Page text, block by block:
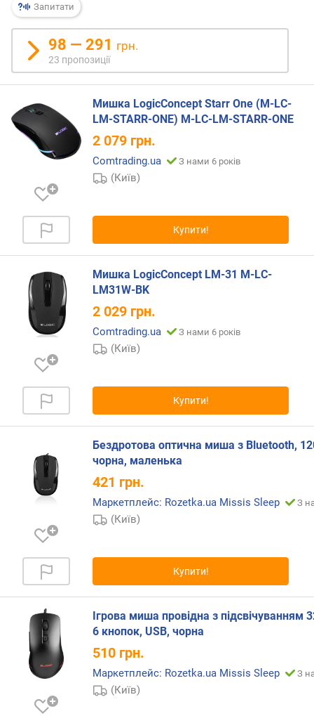
з
а
а
д
д
а
н
н
з
а
к
і
ь
і
т
п
о
з
і
в
е
р
і
я
l
Запитати
98 — 291 грн.
23 пропозиції
Мишка LogicConcept Starr One (M-LC-
LM-STARR-ONE) M-LC-LM-STARR-ONE
2 079 грн.
Comtrading.ua З нами 6 років
(Київ)
Купити!
Мишка LogicConcept LM-31 M-LC-
LM31W-BK
2 029 грн.
Comtrading.ua З нами 6 років
(Київ)
Купити!
Бездротова оптична миша з Bluetooth,
чорна, маленька
421 грн.
Маркетплейс: Rozetka.ua Missis Sleep З
(Київ)
Купити!
Ігрова миша провідна з підсвічуванням
6 кнопок, USB, чорна
510 грн.
Маркетплейс: Rozetka.ua Missis Sleep З
(Київ)